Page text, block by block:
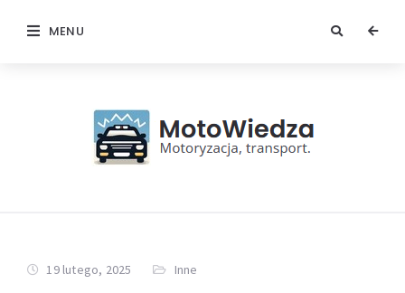
MENU
19 lutego, 2025 Inne